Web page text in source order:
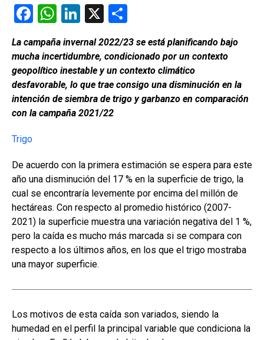
F
ce
b
o
o
W
h
at
s
A
p
Li
ke
dI
n
X
o
m
p
ar
tir
La campaña invernal 2022/23 se está planificando bajo
mucha incertidumbre, condicionado por un contexto
geopolítico inestable y un contexto climático
desfavorable, lo que trae consigo una disminución en la
intención de siembra de trigo y garbanzo en comparación
con la campaña 2021/22
Trigo
De acuerdo con la primera estimación se espera para este
año una disminución del 17 % en la superficie de trigo, la
cual se encontraría levemente por encima del millón de
hectáreas. Con respecto al promedio histórico (2007-
2021) la superficie muestra una variación negativa del 1 %,
pero la caída es mucho más marcada si se compara con
respecto a los últimos años, en los que el trigo mostraba
una mayor superficie.
Los motivos de esta caída son variados, siendo la
humedad en el perfil la principal variable que condiciona la